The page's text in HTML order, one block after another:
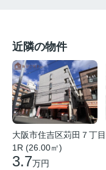
近隣の物件
大阪市住吉区苅田７丁目
1R (26.00㎡)
3.7万円